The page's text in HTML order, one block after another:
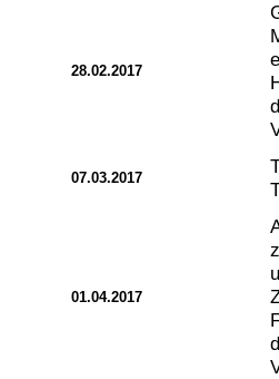
28.02.2017
07.03.2017
01.04.2017